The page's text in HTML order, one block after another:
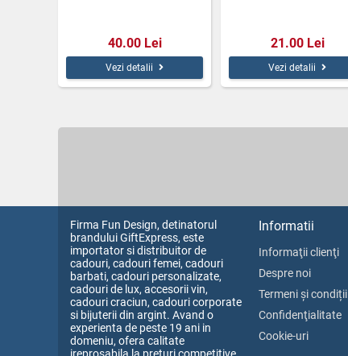
40.00 Lei
Vezi detalii
21.00 Lei
Vezi detalii
Firma Fun Design, detinatorul
brandului GiftExpress, este
importator si distribuitor de
cadouri, cadouri femei, cadouri
barbati, cadouri personalizate,
cadouri de lux, accesorii vin,
cadouri craciun, cadouri corporate
si bijuterii din argint. Avand o
experienta de peste 19 ani in
domeniu, ofera calitate
Informatii
Informaţii clienţi
Despre noi
Termeni și condiții
Confidenţialitate
Cookie-uri